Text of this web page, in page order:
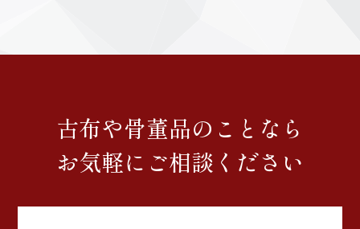
古布や骨董品のことなら
お気軽にご相談ください